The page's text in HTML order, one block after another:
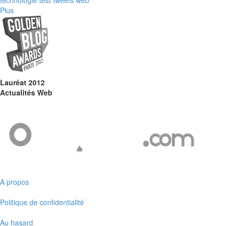
Plus
Lauréat 2012
Actualités Web
A propos
Politique de confidentialité
Au hasard